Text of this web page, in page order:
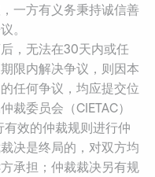
一方有义务秉持诚信善
。
，无法在30天内或任
限内解决争议，则因本
任何争议，均应提交位
裁委员会（CIETAC）
有效的仲裁规则进行仲
决是终局的，对双方均
承担；仲裁裁决另有规